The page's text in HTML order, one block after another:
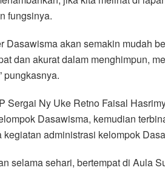
fungsinya.
Dasawisma akan semakin mudah
dan akurat dalam menghimpun,
pungkasnya.
Sergai Ny Uke Retno Faisal
Dasawisma, kemudian
administrasi kelompok
selama sehari, bertempat di Aula